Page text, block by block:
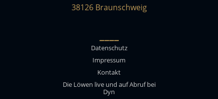
38126 Braunschweig
____
Datenschutz
Impressum
Kontakt
Die Löwen live und auf Abruf bei
Dyn